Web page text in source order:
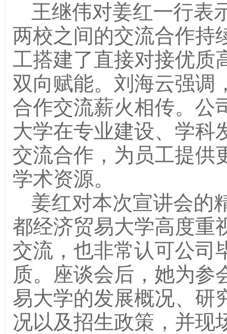
王继伟对姜红一行表
两校之间的交流合作持
工搭建了直接对接优质
双向赋能。刘海云强调
合作交流薪火相传。公
大学在专业建设、学科
交流合作，为员工提供
学术资源。
姜红对本次宣讲会的
都经济贸易大学高度重
交流，也非常认可公司
质。座谈会后，她为参
易大学的发展概况、研
况以及招生政策，并现